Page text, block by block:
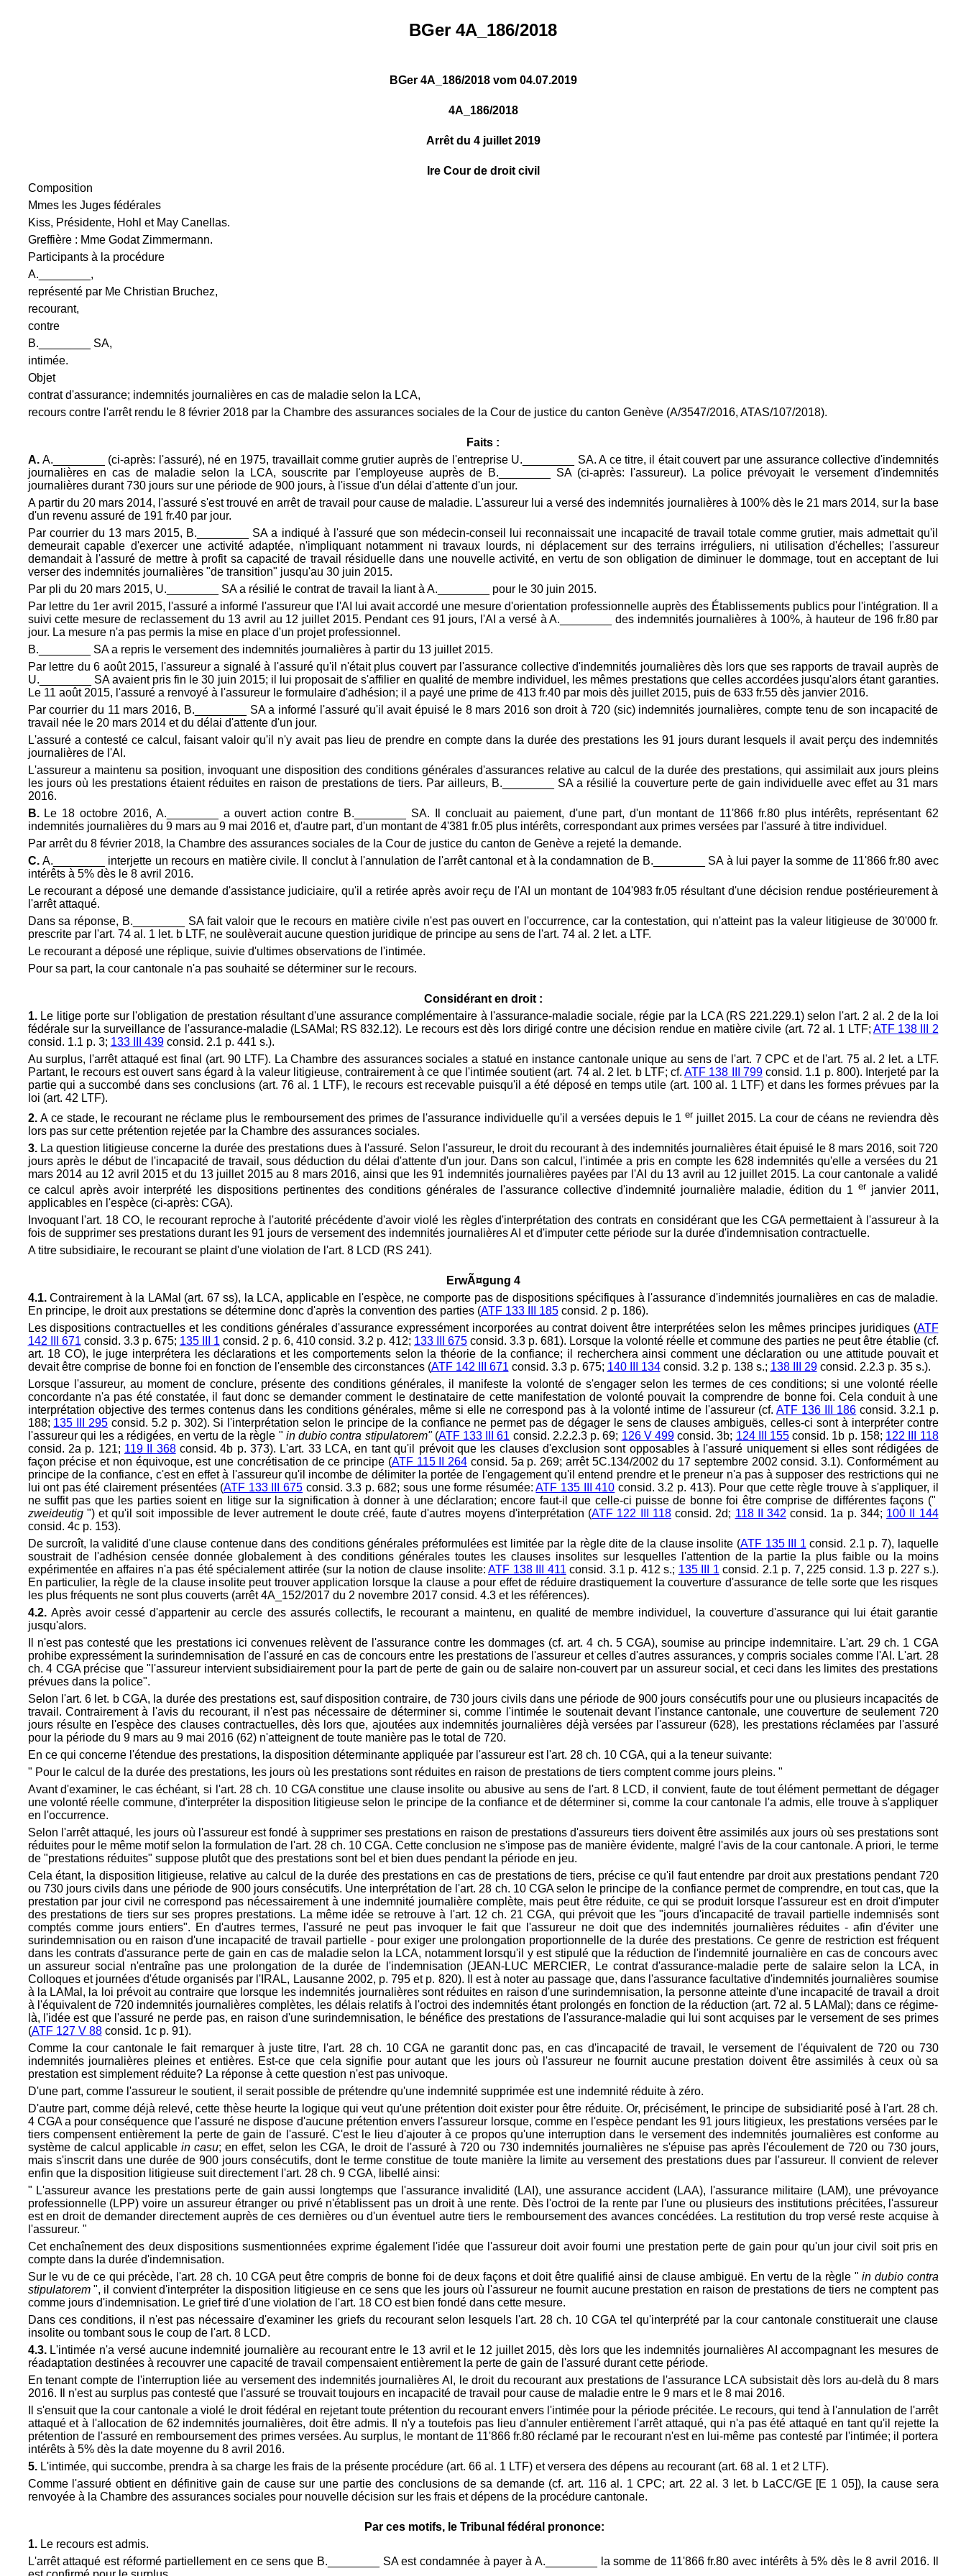
BGer 4A_186/2018
BGer 4A_186/2018 vom 04.07.2019
4A_186/2018
Arrêt du 4 juillet 2019
Ire Cour de droit civil
Composition
Mmes les Juges fédérales
Kiss, Présidente, Hohl et May Canellas.
Greffière : Mme Godat Zimmermann.
Participants à la procédure
A.________,
représenté par Me Christian Bruchez,
recourant,
contre
B.________ SA,
intimée.
Objet
contrat d'assurance; indemnités journalières en cas de maladie selon la LCA,
recours contre l'arrêt rendu le 8 février 2018 par la Chambre des assurances sociales de la Cour de justice du canton Genève (A/3547/2016, ATAS/107/2018).
Faits :
A.A.________ (ci-après: l'assuré), né en 1975, travaillait comme grutier auprès de l'entreprise U.________ SA. A ce titre, il était couvert par une assurance collective d'indemnités
journalières en cas de maladie selon la LCA, souscrite par l'employeuse auprès de B.________ SA (ci-après: l'assureur). La police prévoyait le versement d'indemnités
journalières durant 730 jours sur une période de 900 jours, à l'issue d'un délai d'attente d'un jour.
A partir du 20 mars 2014, l'assuré s'est trouvé en arrêt de travail pour cause de maladie. L'assureur lui a versé des indemnités journalières à 100% dès le 21 mars 2014, sur la base
d'un revenu assuré de 191 fr.40 par jour.
Par courrier du 13 mars 2015, B.________ SA a indiqué à l'assuré que son médecin-conseil lui reconnaissait une incapacité de travail totale comme grutier, mais admettait qu'il
demeurait capable d'exercer une activité adaptée, n'impliquant notamment ni travaux lourds, ni déplacement sur des terrains irréguliers, ni utilisation d'échelles; l'assureur
demandait à l'assuré de mettre à profit sa capacité de travail résiduelle dans une nouvelle activité, en vertu de son obligation de diminuer le dommage, tout en acceptant de lui
verser des indemnités journalières "de transition" jusqu'au 30 juin 2015.
Par pli du 20 mars 2015, U.________ SA a résilié le contrat de travail la liant à A.________ pour le 30 juin 2015.
Par lettre du 1er avril 2015, l'assuré a informé l'assureur que l'AI lui avait accordé une mesure d'orientation professionnelle auprès des Établissements publics pour l'intégration. Il a
suivi cette mesure de reclassement du 13 avril au 12 juillet 2015. Pendant ces 91 jours, l'AI a versé à A.________ des indemnités journalières à 100%, à hauteur de 196 fr.80 par
jour. La mesure n'a pas permis la mise en place d'un projet professionnel.
B.________ SA a repris le versement des indemnités journalières à partir du 13 juillet 2015.
Par lettre du 6 août 2015, l'assureur a signalé à l'assuré qu'il n'était plus couvert par l'assurance collective d'indemnités journalières dès lors que ses rapports de travail auprès de
U.________ SA avaient pris fin le 30 juin 2015; il lui proposait de s'affilier en qualité de membre individuel, les mêmes prestations que celles accordées jusqu'alors étant garanties.
Le 11 août 2015, l'assuré a renvoyé à l'assureur le formulaire d'adhésion; il a payé une prime de 413 fr.40 par mois dès juillet 2015, puis de 633 fr.55 dès janvier 2016.
Par courrier du 11 mars 2016, B.________ SA a informé l'assuré qu'il avait épuisé le 8 mars 2016 son droit à 720 (sic) indemnités journalières, compte tenu de son incapacité de
travail née le 20 mars 2014 et du délai d'attente d'un jour.
L'assuré a contesté ce calcul, faisant valoir qu'il n'y avait pas lieu de prendre en compte dans la durée des prestations les 91 jours durant lesquels il avait perçu des indemnités
journalières de l'AI.
L'assureur a maintenu sa position, invoquant une disposition des conditions générales d'assurances relative au calcul de la durée des prestations, qui assimilait aux jours pleins
les jours où les prestations étaient réduites en raison de prestations de tiers. Par ailleurs, B.________ SA a résilié la couverture perte de gain individuelle avec effet au 31 mars
2016.
B.Le 18 octobre 2016, A.________ a ouvert action contre B.________ SA. Il concluait au paiement, d'une part, d'un montant de 11'866 fr.80 plus intérêts, représentant 62
indemnités journalières du 9 mars au 9 mai 2016 et, d'autre part, d'un montant de 4'381 fr.05 plus intérêts, correspondant aux primes versées par l'assuré à titre individuel.
Par arrêt du 8 février 2018, la Chambre des assurances sociales de la Cour de justice du canton de Genève a rejeté la demande.
C.A.________ interjette un recours en matière civile. Il conclut à l'annulation de l'arrêt cantonal et à la condamnation de B.________ SA à lui payer la somme de 11'866 fr.80 avec
intérêts à 5% dès le 8 avril 2016.
Le recourant a déposé une demande d'assistance judiciaire, qu'il a retirée après avoir reçu de l'AI un montant de 104'983 fr.05 résultant d'une décision rendue postérieurement à
l'arrêt attaqué.
Dans sa réponse, B.________ SA fait valoir que le recours en matière civile n'est pas ouvert en l'occurrence, car la contestation, qui n'atteint pas la valeur litigieuse de 30'000 fr.
prescrite par l'art. 74 al. 1 let. b LTF, ne soulèverait aucune question juridique de principe au sens de l'art. 74 al. 2 let. a LTF.
Le recourant a déposé une réplique, suivie d'ultimes observations de l'intimée.
Pour sa part, la cour cantonale n'a pas souhaité se déterminer sur le recours.
Considérant en droit :
1.Le litige porte sur l'obligation de prestation résultant d'une assurance complémentaire à l'assurance-maladie sociale, régie par la LCA (RS 221.229.1) selon l'art. 2 al. 2 de la loi
fédérale sur la surveillance de l'assurance-maladie (LSAMal; RS 832.12). Le recours est dès lors dirigé contre une décision rendue en matière civile (art. 72 al. 1 LTF; ATF 138 III 2
consid. 1.1 p. 3; 133 III 439consid. 2.1 p. 441 s.).
Au surplus, l'arrêt attaqué est final (art. 90 LTF). La Chambre des assurances sociales a statué en instance cantonale unique au sens de l'art. 7 CPC et de l'art. 75 al. 2 let. a LTF.
Partant, le recours est ouvert sans égard à la valeur litigieuse, contrairement à ce que l'intimée soutient (art. 74 al. 2 let. b LTF; cf.ATF 138 III 799consid. 1.1 p. 800). Interjeté par la
partie qui a succombé dans ses conclusions (art. 76 al. 1 LTF), le recours est recevable puisqu'il a été déposé en temps utile (art. 100 al. 1 LTF) et dans les formes prévues par la
loi (art. 42 LTF).
2.A ce stade, le recourant ne réclame plus le remboursement des primes de l'assurance individuelle qu'il a versées depuis le 1er juillet 2015. La cour de céans ne reviendra dès
lors pas sur cette prétention rejetée par la Chambre des assurances sociales.
3.La question litigieuse concerne la durée des prestations dues à l'assuré. Selon l'assureur, le droit du recourant à des indemnités journalières était épuisé le 8 mars 2016, soit 720
jours après le début de l'incapacité de travail, sous déduction du délai d'attente d'un jour. Dans son calcul, l'intimée a pris en compte les 628 indemnités qu'elle a versées du 21
mars 2014 au 12 avril 2015 et du 13 juillet 2015 au 8 mars 2016, ainsi que les 91 indemnités journalières payées par l'AI du 13 avril au 12 juillet 2015. La cour cantonale a validé
ce calcul après avoir interprété les dispositions pertinentes des conditions générales de l'assurance collective d'indemnité journalière maladie, édition du 1 er janvier 2011,
applicables en l'espèce (ci-après: CGA).
Invoquant l'art. 18 CO, le recourant reproche à l'autorité précédente d'avoir violé les règles d'interprétation des contrats en considérant que les CGA permettaient à l'assureur à la
fois de supprimer ses prestations durant les 91 jours de versement des indemnités journalières AI et d'imputer cette période sur la durée d'indemnisation contractuelle.
A titre subsidiaire, le recourant se plaint d'une violation de l'art. 8 LCD (RS 241).
ErwÃ¤gung 4
4.1.Contrairement à la LAMal (art. 67 ss), la LCA, applicable en l'espèce, ne comporte pas de dispositions spécifiques à l'assurance d'indemnités journalières en cas de maladie.
En principe, le droit aux prestations se détermine donc d'après la convention des parties (ATF 133 III 185consid. 2 p. 186).
Les dispositions contractuelles et les conditions générales d'assurance expressément incorporées au contrat doivent être interprétées selon les mêmes principes juridiques (ATF
142 III 671 consid. 3.3 p. 675; 135 III 1 consid. 2 p. 6, 410 consid. 3.2 p. 412; 133 III 675 consid. 3.3 p. 681). Lorsque la volonté réelle et commune des parties ne peut être établie (cf.
art. 18 CO), le juge interprétera les déclarations et les comportements selon la théorie de la confiance; il recherchera ainsi comment une déclaration ou une attitude pouvait et
devait être comprise de bonne foi en fonction de l'ensemble des circonstances (ATF 142 III 671 consid. 3.3 p. 675; 140 III 134consid. 3.2 p. 138 s.; 138 III 29consid. 2.2.3 p. 35 s.).
Lorsque l'assureur, au moment de conclure, présente des conditions générales, il manifeste la volonté de s'engager selon les termes de ces conditions; si une volonté réelle
concordante n'a pas été constatée, il faut donc se demander comment le destinataire de cette manifestation de volonté pouvait la comprendre de bonne foi. Cela conduit à une
interprétation objective des termes contenus dans les conditions générales, même si elle ne correspond pas à la volonté intime de l'assureur (cf.ATF 136 III 186 consid. 3.2.1 p.
188; 135 III 295 consid. 5.2 p. 302). Si l'interprétation selon le principe de la confiance ne permet pas de dégager le sens de clauses ambiguës, celles-ci sont à interpréter contre
l'assureur qui les a rédigées, en vertu de la règle " in dubio contra stipulatorem"(ATF 133 III 61 consid. 2.2.2.3 p. 69; 126 V 499consid. 3b; 124 III 155 consid. 1b p. 158; 122 III 118
consid. 2a p. 121; 119 II 368consid. 4b p. 373). L'art. 33 LCA, en tant qu'il prévoit que les clauses d'exclusion sont opposables à l'assuré uniquement si elles sont rédigées de
façon précise et non équivoque, est une concrétisation de ce principe (ATF 115 II 264 consid. 5a p. 269; arrêt 5C.134/2002 du 17 septembre 2002 consid. 3.1). Conformément au
principe de la confiance, c'est en effet à l'assureur qu'il incombe de délimiter la portée de l'engagement qu'il entend prendre et le preneur n'a pas à supposer des restrictions qui ne
lui ont pas été clairement présentées (ATF 133 III 675consid. 3.3 p. 682; sous une forme résumée:ATF 135 III 410 consid. 3.2 p. 413). Pour que cette règle trouve à s'appliquer, il
ne suffit pas que les parties soient en litige sur la signification à donner à une déclaration; encore faut-il que celle-ci puisse de bonne foi être comprise de différentes façons ("
zweideutig") et qu'il soit impossible de lever autrement le doute créé, faute d'autres moyens d'interprétation (ATF 122 III 118consid. 2d; 118 II 342 consid. 1a p. 344; 100 II 144
consid. 4c p. 153).
De surcroît, la validité d'une clause contenue dans des conditions générales préformulées est limitée par la règle dite de la clause insolite (ATF 135 III 1 consid. 2.1 p. 7), laquelle
soustrait de l'adhésion censée donnée globalement à des conditions générales toutes les clauses insolites sur lesquelles l'attention de la partie la plus faible ou la moins
expérimentée en affaires n'a pas été spécialement attirée (sur la notion de clause insolite:ATF 138 III 411 consid. 3.1 p. 412 s.; 135 III 1 consid. 2.1 p. 7, 225 consid. 1.3 p. 227 s.).
En particulier, la règle de la clause insolite peut trouver application lorsque la clause a pour effet de réduire drastiquement la couverture d'assurance de telle sorte que les risques
les plus fréquents ne sont plus couverts (arrêt 4A_152/2017 du 2 novembre 2017 consid. 4.3 et les références).
4.2.Après avoir cessé d'appartenir au cercle des assurés collectifs, le recourant a maintenu, en qualité de membre individuel, la couverture d'assurance qui lui était garantie
jusqu'alors.
Il n'est pas contesté que les prestations ici convenues relèvent de l'assurance contre les dommages (cf. art. 4 ch. 5 CGA), soumise au principe indemnitaire. L'art. 29 ch. 1 CGA
prohibe expressément la surindemnisation de l'assuré en cas de concours entre les prestations de l'assureur et celles d'autres assurances, y compris sociales comme l'AI. L'art. 28
ch. 4 CGA précise que "l'assureur intervient subsidiairement pour la part de perte de gain ou de salaire non-couvert par un assureur social, et ceci dans les limites des prestations
prévues dans la police".
Selon l'art. 6 let. b CGA, la durée des prestations est, sauf disposition contraire, de 730 jours civils dans une période de 900 jours consécutifs pour une ou plusieurs incapacités de
travail. Contrairement à l'avis du recourant, il n'est pas nécessaire de déterminer si, comme l'intimée le soutenait devant l'instance cantonale, une couverture de seulement 720
jours résulte en l'espèce des clauses contractuelles, dès lors que, ajoutées aux indemnités journalières déjà versées par l'assureur (628), les prestations réclamées par l'assuré
pour la période du 9 mars au 9 mai 2016 (62) n'atteignent de toute manière pas le total de 720.
En ce qui concerne l'étendue des prestations, la disposition déterminante appliquée par l'assureur est l'art. 28 ch. 10 CGA, qui a la teneur suivante:
" Pour le calcul de la durée des prestations, les jours où les prestations sont réduites en raison de prestations de tiers comptent comme jours pleins. "
Avant d'examiner, le cas échéant, si l'art. 28 ch. 10 CGA constitue une clause insolite ou abusive au sens de l'art. 8 LCD, il convient, faute de tout élément permettant de dégager
une volonté réelle commune, d'interpréter la disposition litigieuse selon le principe de la confiance et de déterminer si, comme la cour cantonale l'a admis, elle trouve à s'appliquer
en l'occurrence.
Selon l'arrêt attaqué, les jours où l'assureur est fondé à supprimer ses prestations en raison de prestations d'assureurs tiers doivent être assimilés aux jours où ses prestations sont
réduites pour le même motif selon la formulation de l'art. 28 ch. 10 CGA. Cette conclusion ne s'impose pas de manière évidente, malgré l'avis de la cour cantonale. A priori, le terme
de "prestations réduites" suppose plutôt que des prestations sont bel et bien dues pendant la période en jeu.
Cela étant, la disposition litigieuse, relative au calcul de la durée des prestations en cas de prestations de tiers, précise ce qu'il faut entendre par droit aux prestations pendant 720
ou 730 jours civils dans une période de 900 jours consécutifs. Une interprétation de l'art. 28 ch. 10 CGA selon le principe de la confiance permet de comprendre, en tout cas, que la
prestation par jour civil ne correspond pas nécessairement à une indemnité journalière complète, mais peut être réduite, ce qui se produit lorsque l'assureur est en droit d'imputer
des prestations de tiers sur ses propres prestations. La même idée se retrouve à l'art. 12 ch. 21 CGA, qui prévoit que les "jours d'incapacité de travail partielle indemnisés sont
comptés comme jours entiers". En d'autres termes, l'assuré ne peut pas invoquer le fait que l'assureur ne doit que des indemnités journalières réduites - afin d'éviter une
surindemnisation ou en raison d'une incapacité de travail partielle - pour exiger une prolongation proportionnelle de la durée des prestations. Ce genre de restriction est fréquent
dans les contrats d'assurance perte de gain en cas de maladie selon la LCA, notamment lorsqu'il y est stipulé que la réduction de l'indemnité journalière en cas de concours avec
un assureur social n'entraîne pas une prolongation de la durée de l'indemnisation (JEAN-LUC MERCIER, Le contrat d'assurance-maladie perte de salaire selon la LCA, in
Colloques et journées d'étude organisés par l'IRAL, Lausanne 2002, p. 795 et p. 820). Il est à noter au passage que, dans l'assurance facultative d'indemnités journalières soumise
à la LAMal, la loi prévoit au contraire que lorsque les indemnités journalières sont réduites en raison d'une surindemnisation, la personne atteinte d'une incapacité de travail a droit
à l'équivalent de 720 indemnités journalières complètes, les délais relatifs à l'octroi des indemnités étant prolongés en fonction de la réduction (art. 72 al. 5 LAMal); dans ce régime-
là, l'idée est que l'assuré ne perde pas, en raison d'une surindemnisation, le bénéfice des prestations de l'assurance-maladie qui lui sont acquises par le versement de ses primes
(ATF 127 V 88consid. 1c p. 91).
Comme la cour cantonale le fait remarquer à juste titre, l'art. 28 ch. 10 CGA ne garantit donc pas, en cas d'incapacité de travail, le versement de l'équivalent de 720 ou 730
indemnités journalières pleines et entières. Est-ce que cela signifie pour autant que les jours où l'assureur ne fournit aucune prestation doivent être assimilés à ceux où sa
prestation est simplement réduite? La réponse à cette question n'est pas univoque.
D'une part, comme l'assureur le soutient, il serait possible de prétendre qu'une indemnité supprimée est une indemnité réduite à zéro.
D'autre part, comme déjà relevé, cette thèse heurte la logique qui veut qu'une prétention doit exister pour être réduite. Or, précisément, le principe de subsidiarité posé à l'art. 28 ch.
4 CGA a pour conséquence que l'assuré ne dispose d'aucune prétention envers l'assureur lorsque, comme en l'espèce pendant les 91 jours litigieux, les prestations versées par le
tiers compensent entièrement la perte de gain de l'assuré. C'est le lieu d'ajouter à ce propos qu'une interruption dans le versement des indemnités journalières est conforme au
système de calcul applicable in casu; en effet, selon les CGA, le droit de l'assuré à 720 ou 730 indemnités journalières ne s'épuise pas après l'écoulement de 720 ou 730 jours,
mais s'inscrit dans une durée de 900 jours consécutifs, dont le terme constitue de toute manière la limite au versement des prestations dues par l'assureur. Il convient de relever
enfin que la disposition litigieuse suit directement l'art. 28 ch. 9 CGA, libellé ainsi:
" L'assureur avance les prestations perte de gain aussi longtemps que l'assurance invalidité (LAI), une assurance accident (LAA), l'assurance militaire (LAM), une prévoyance
professionnelle (LPP) voire un assureur étranger ou privé n'établissent pas un droit à une rente. Dès l'octroi de la rente par l'une ou plusieurs des institutions précitées, l'assureur
est en droit de demander directement auprès de ces dernières ou d'un éventuel autre tiers le remboursement des avances concédées. La restitution du trop versé reste acquise à
l'assureur. "
Cet enchaînement des deux dispositions susmentionnées exprime également l'idée que l'assureur doit avoir fourni une prestation perte de gain pour qu'un jour civil soit pris en
compte dans la durée d'indemnisation.
Sur le vu de ce qui précède, l'art. 28 ch. 10 CGA peut être compris de bonne foi de deux façons et doit être qualifié ainsi de clause ambiguë. En vertu de la règle "in dubio contra
stipulatorem", il convient d'interpréter la disposition litigieuse en ce sens que les jours où l'assureur ne fournit aucune prestation en raison de prestations de tiers ne comptent pas
comme jours d'indemnisation. Le grief tiré d'une violation de l'art. 18 CO est bien fondé dans cette mesure.
Dans ces conditions, il n'est pas nécessaire d'examiner les griefs du recourant selon lesquels l'art. 28 ch. 10 CGA tel qu'interprété par la cour cantonale constituerait une clause
insolite ou tombant sous le coup de l'art. 8 LCD.
4.3.L'intimée n'a versé aucune indemnité journalière au recourant entre le 13 avril et le 12 juillet 2015, dès lors que les indemnités journalières AI accompagnant les mesures de
réadaptation destinées à recouvrer une capacité de travail compensaient entièrement la perte de gain de l'assuré durant cette période.
En tenant compte de l'interruption liée au versement des indemnités journalières AI, le droit du recourant aux prestations de l'assurance LCA subsistait dès lors au-delà du 8 mars
2016. Il n'est au surplus pas contesté que l'assuré se trouvait toujours en incapacité de travail pour cause de maladie entre le 9 mars et le 8 mai 2016.
Il s'ensuit que la cour cantonale a violé le droit fédéral en rejetant toute prétention du recourant envers l'intimée pour la période précitée. Le recours, qui tend à l'annulation de l'arrêt
attaqué et à l'allocation de 62 indemnités journalières, doit être admis. Il n'y a toutefois pas lieu d'annuler entièrement l'arrêt attaqué, qui n'a pas été attaqué en tant qu'il rejette la
prétention de l'assuré en remboursement des primes versées. Au surplus, le montant de 11'866 fr.80 réclamé par le recourant n'est en lui-même pas contesté par l'intimée; il portera
intérêts à 5% dès la date moyenne du 8 avril 2016.
5.L'intimée, qui succombe, prendra à sa charge les frais de la présente procédure (art. 66 al. 1 LTF) et versera des dépens au recourant (art. 68 al. 1 et 2 LTF).
Comme l'assuré obtient en définitive gain de cause sur une partie des conclusions de sa demande (cf. art. 116 al. 1 CPC; art. 22 al. 3 let. b LaCC/GE [E 1 05]), la cause sera
renvoyée à la Chambre des assurances sociales pour nouvelle décision sur les frais et dépens de la procédure cantonale.
Par ces motifs, le Tribunal fédéral prononce:
1.Le recours est admis.
L'arrêt attaqué est réformé partiellement en ce sens que B.________ SA est condamnée à payer à A.________ la somme de 11'866 fr.80 avec intérêts à 5% dès le 8 avril 2016. Il